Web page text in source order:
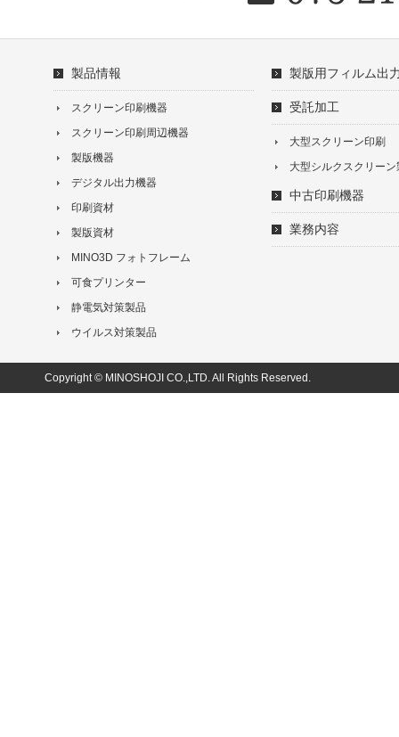
製品情報
スクリーン印刷機器
スクリーン印刷周辺機器
製版機器
デジタル出力機器
印刷資材
製版資材
MINO3D フォトフレーム
可食プリンター
静電気対策製品
ウイルス対策製品
製版用フィルム出
受託加工
大型スクリーン印刷
大型シルクスクリーン
中古印刷機器
業務内容
Copyright © MINOSHOJI CO.,LTD. All Rights Reserved.